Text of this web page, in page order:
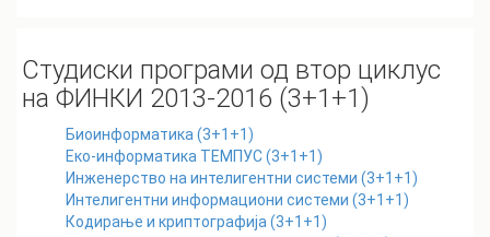
Студиски програми од втор циклус
на ФИНКИ 2013-2016 (3+1+1)
Биоинформатика (3+1+1)
Еко-информатика ТЕМПУС (3+1+1)
Инженерство на интелигентни системи (3+1+1)
Интелигентни информациони системи (3+1+1)
Кодирање и криптографија (3+1+1)